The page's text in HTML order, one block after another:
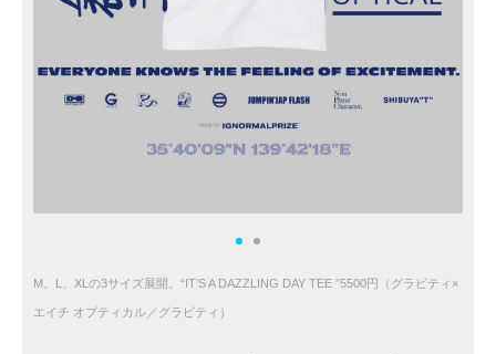
M、L、XLの3サイズ展開。“IT'S A DAZZLING DAY TEE ”5500円（グラビティ×
エイチ オプティカル／グラビティ）